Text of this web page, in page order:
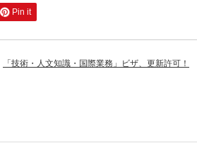
Pin it
「技術・人文知識・国際業務」ビザ、更新許可！